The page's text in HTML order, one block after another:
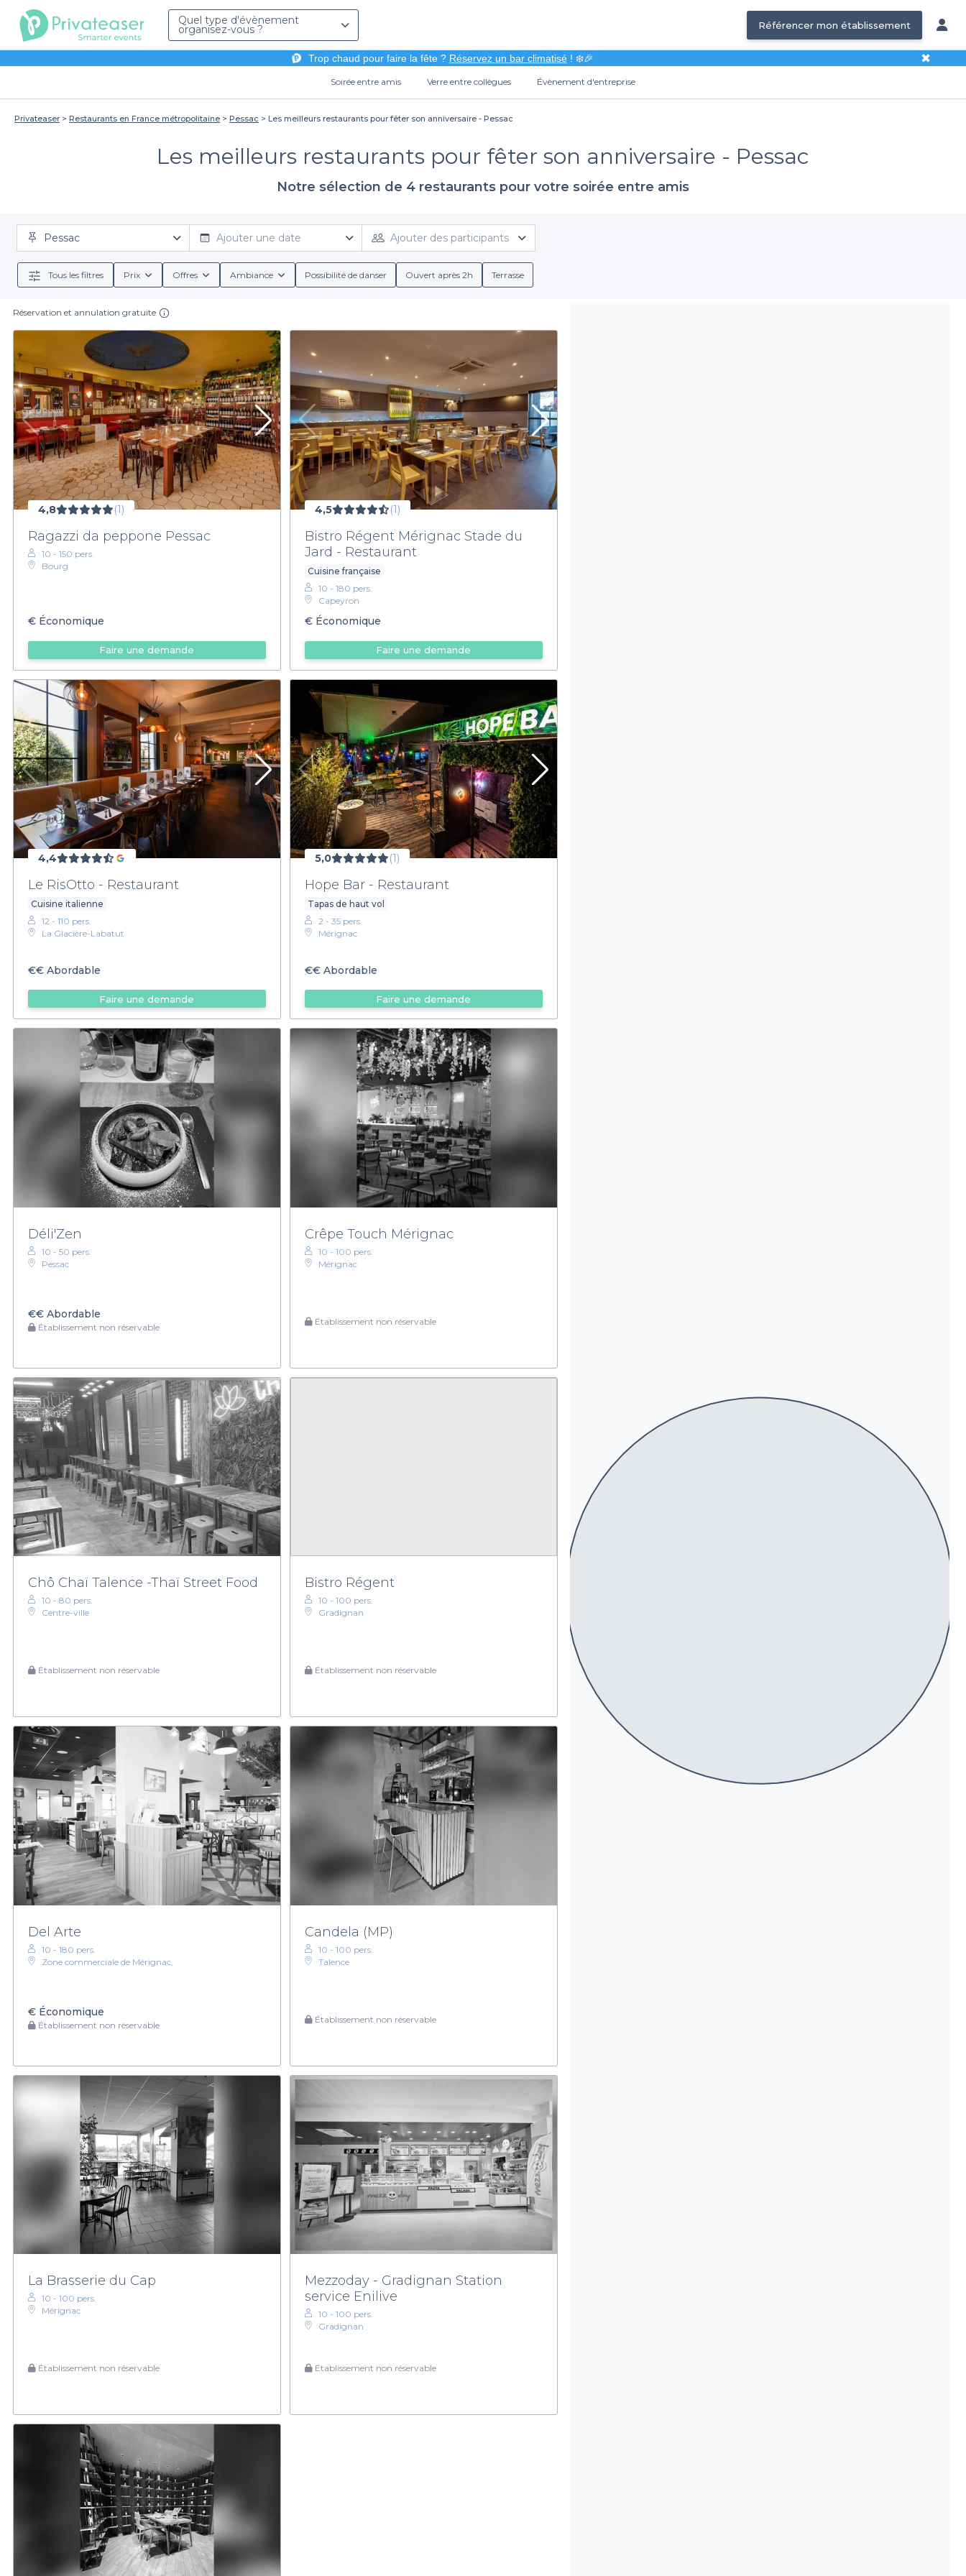
Quel type d'évènement
organisez-vous ? Référencer mon établissement
Trop chaud pour faire la fête ? Réservez un bar climatisé! ❄️🎉 ✖
Soirée entre amis Verre entre collègues Évènement d'entreprise
Privateaser Restaurants en France métropolitaine Pessac Les meilleurs restaurants pour fêter son anniversaire - Pessac
Les meilleurs restaurants pour fêter son anniversaire - Pessac
Notre sélection de 4 restaurants pour votre soirée entre amis
Pessac Ajouter une date Ajouter des participants
Tous les filtres Prix Offres Ambiance Possibilité de danser Ouvert après 2h Terrasse
Réservation et annulation gratuite
4,8 (1)
Ragazzi da peppone Pessac
10 - 150 pers.
Bourg
€ Économique
Faire une demande
4,5 (1)
Bistro Régent Mérignac Stade du
Jard - Restaurant
Cuisine française
10 - 180 pers.
Capeyron
€Économique
Faire une demande
4,4
Le RisOtto - Restaurant
Cuisine italienne
12 - 110 pers.
La Glacière-Labatut
€€ Abordable
Faire une demande
5,0 (1)
Hope Bar - Restaurant
Tapas de haut vol
2 - 35 pers.
Mérignac
€€Abordable
Faire une demande
Déli'Zen
10 - 50 pers.
Pessac
€€ Abordable
Établissement non réservable
Crêpe Touch Mérignac
10 - 100 pers.
Mérignac
Établissement non réservable
Chô Chaï Talence -Thaï Street Food
10 - 80 pers.
Centre-ville
Établissement non réservable
Bistro Régent
10 - 100 pers.
Gradignan
Établissement non réservable
Del Arte
10 - 180 pers.
Zone commerciale de Mérignac,
€ Économique
Établissement non réservable
Candela (MP)
10 - 100 pers.
Talence
Établissement non réservable
La Brasserie du Cap
10 - 100 pers.
Mérignac
Établissement non réservable
Mezzoday - Gradignan Station
service Enilive
10 - 100 pers.
Gradignan
Établissement non réservable